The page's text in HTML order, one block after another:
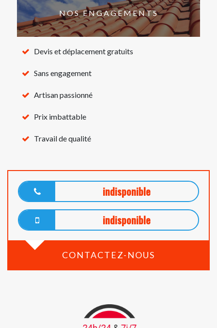
NOS ENGAGEMENTS
Devis et déplacement gratuits
Sans engagement
Artisan passionné
Prix imbattable
Travail de qualité
indisponible
indisponible
CONTACTEZ-NOUS